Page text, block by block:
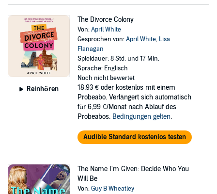
Reinhören
The Divorce Colony
Von:April White
Gesprochen von:April White, Lisa
Flanagan
Spieldauer: 8 Std. und 17 Min.
Sprache: Englisch
Noch nicht bewertet
18,93 € oder kostenlos mit einem
Probeabo. Verlängert sich automatisch
für 6,99 €/Monat nach Ablauf des
Probeabos. Bedingungen gelten.
Audible Standard kostenlos testen
The Name I'm Given: Decide Who You
Will Be
Von:Guy B Wheatley